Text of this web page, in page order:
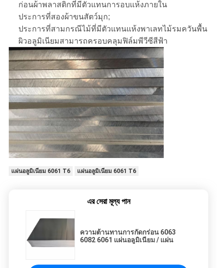
ก่อนผ้าพลาสติกที่มีตัวแทนการอบแห้งภายใน
ประการที่สองผ้าขนสัตว์มุก;
ประการที่สามกรณีไม้ที่มีตัวแทนแห้งพาเลทไม้รมควันพื้น
ผิวอลูมิเนียมสามารถครอบคลุมฟิล์มพีวีซีสีฟ้า
แผ่นอลูมิเนียม 6061 T6 แผ่นอลูมิเนียม 6061 T6
এর সেরা মূল্য পান
ความต้านทานการกัดกร่อน 6063
6082 6061 แผ่นอลูมิเนียม / แผ่น